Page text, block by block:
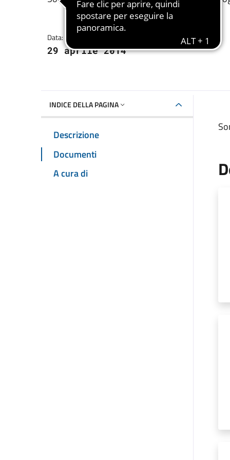
Data:
29 aprile 2014
INDICE DELLA PAGINA
Descrizione
Documenti
A cura di